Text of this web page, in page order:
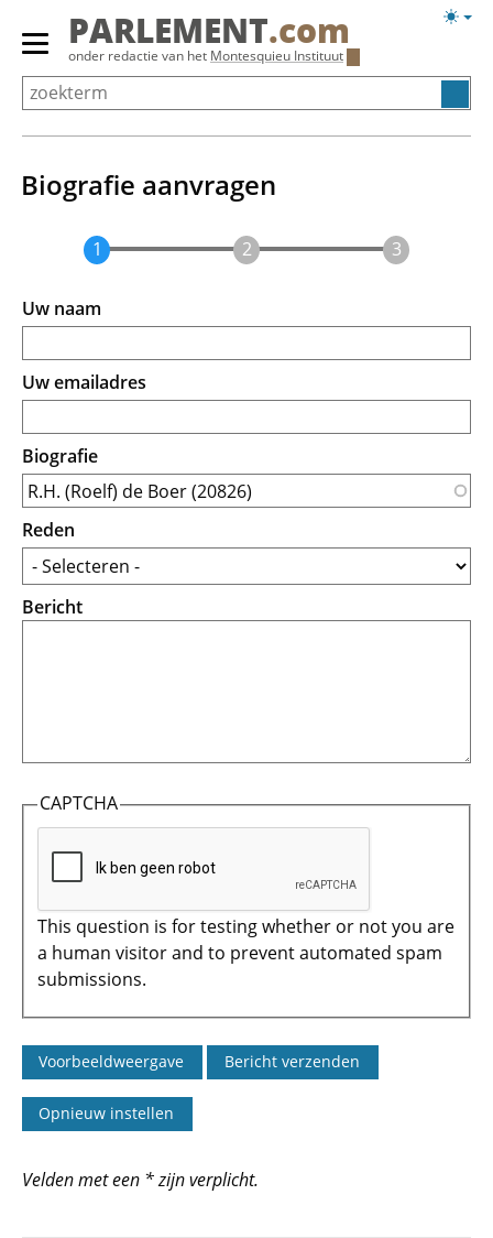
Overslaan
Primair
menu
tonen/verbergen
PARLEMENT.com
onder redactie van het Montesquieu Instituut
Biografie aanvragen
Uw naam
Uw emailadres
Biografie
Reden
Bericht
CAPTCHA
This question is for testing whether or not you are
a human visitor and to prevent automated spam
submissions.
Velden met een * zijn verplicht.